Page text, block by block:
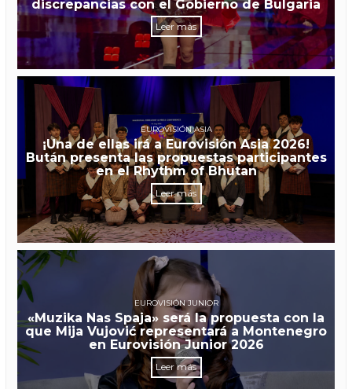
discrepancias con el Gobierno de Bulgaria
Leer más
EUROVISIÓN ASIA
¡Una de ellas irá a Eurovisión Asia 2026!
Bután presenta las propuestas participantes
en el Rhythm of Bhutan
Leer más
EUROVISIÓN JUNIOR
«Muzika Nas Spaja» será la propuesta con la
que Mija Vujović representará a Montenegro
en Eurovisión Junior 2026
Leer más